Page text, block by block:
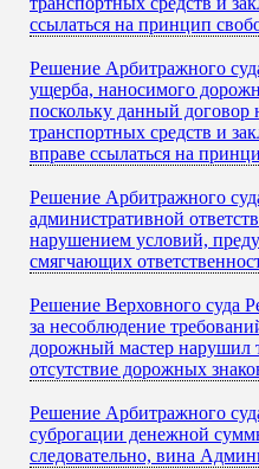
ссылаться на принцип
Решение Арбитражного
ущерба, наносимого
поскольку данный договор
транспортных средств и
вправе ссылаться на
Решение Арбитражного
административной
нарушением условий,
смягчающих
Решение Верховного суда
за несоблюдение
дорожный мастер нарушил
отсутствие дорожных
Решение Арбитражного
суброгации денежной
следовательно, вина